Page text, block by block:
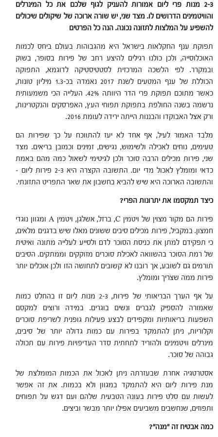
2-3 מנות פרי ליום אמורות להעניק לגוף שלכם את כל המינרלים
והוויטמינים הדרושים לו. מצד שני, יש שורה ארוכה של שיקולים שיכולים
להשפיע על המלצות לתזונה נכונה. הנה כל הפרטים
תפוקת ענף החקלאות בישראל היא מהגבוהות בעולם ביחס לכמות
האוכלוסייה, ולכן כולנו רגילים להיצע רחב של פירות בסופר, בשוק
ובמקרר. לפי הלשכה המרכזית לסטטיסטיקה לדוגמא, התפוקה
הכוללת של ענף המטעים לשנת 2017 נאמדה בכ-1.3 מיליון טונות,
כאשר מתוכם תפוקת פרי הדר היוותה 42%. העלייה הכי משמעותית
נרשמה בשנה החולפת בתפוקת תפוחי העץ, האפרסקים והנקטרינות,
ורק אצל האבוקדו והבננות הייתה ירידה לעומת 2016.
מלבד האמור לעיל, אף אחד לא יעז להתווכח על כך שפירות הם
טעימים, נוחים לאכילה ולשימוש, נגישים, זמינים וכמובן בריאים. מצד
שני, פירות מכילים הרבה סוכר ולכן לגיטימי לשאול כמה מהם באמת
כדאי ומומלץ לאכול מדי יום. התשובה הקצרה היא 2-3 פירות ליום –
והתשובה הארוכה היא שיש להביא בחשבון את שאר התפריט התזונתי.
כיצד תמקסמו את יתרונות הפרי?
פירות הם מקור מצוין של ויטמין C, ברזל, אשלגן, ויטמין A ומגוון נוגדי
חמצון. במקביל, פירות מכילים סיבים ששונים מאלו שיש בדגנים מלאים,
כי תפקידם למתן את כניסת הסוכר לדם ולסייע לעלייה מתונה ואיטית
של רמת הסוכר בהשוואה לאכילת סוכרים מזוקקים וממתקים. הסיבים
תורמים גם לשובע, אך רובנו לא קשובים לתחושה הזו ולכן אוכלים יותר
פירות ממה שצריך ומומלץ.
על אף הערך הבריאותי של פירות, 2-3 מנות ליום זו בהחלט כמות
שאמורה להספיק לגברים ונשים בוגרים. במידה ורוצים למקסם
השפעות בריאותיות ומקפידים לבצע פעילות גופנית לשריפת סוכרים
וקלוריות, ניתן להתמקד בפירות עם כמות גדולה יותר של סיבים,
מינרלים וויטמינים ולהוריד לתחתית סדר העדיפויות פירות עם תכולה
גבוהה של סוכר.
אסטרטגיה אחרת שבעזרתה ניתן לאכול את הכמות המומלצת של
מנת פירות ליום היא להתמקד במגוון ולא בכמות. את זה אפשר
לעשות עם סלט פירות בעונה הטבעית שלהם ועם דגש על תפוחים
ותפוזים, שנחשבים משביעים אפילו יותר מבשר וביצים.
כמה אבטיח זה "מנה"?